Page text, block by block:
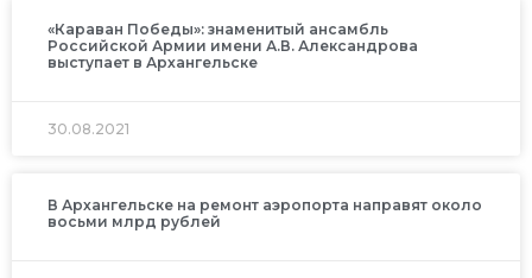
«Караван Победы»: знаменитый ансамбль
Российской Армии имени А.В. Александрова
выступает в Архангельске
30.08.2021
В Архангельске на ремонт аэропорта направят около
восьми млрд рублей